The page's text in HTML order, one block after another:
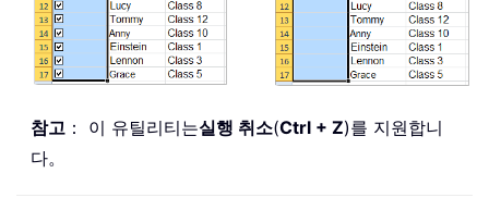
참고 ： 이 유틸리티는실행 취소(Ctrl + Z)를 지원합니
다。